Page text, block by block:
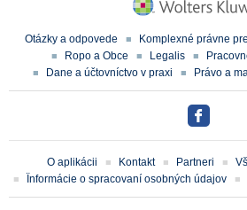
Otázky a odpovede Komplexné právne
Ropo a Obce
Legalis
Dane a účtovníctvo v praxi
Právo a
O aplikácii Kontakt Partneri
Ïnformácie o spracovaní osobných údajov